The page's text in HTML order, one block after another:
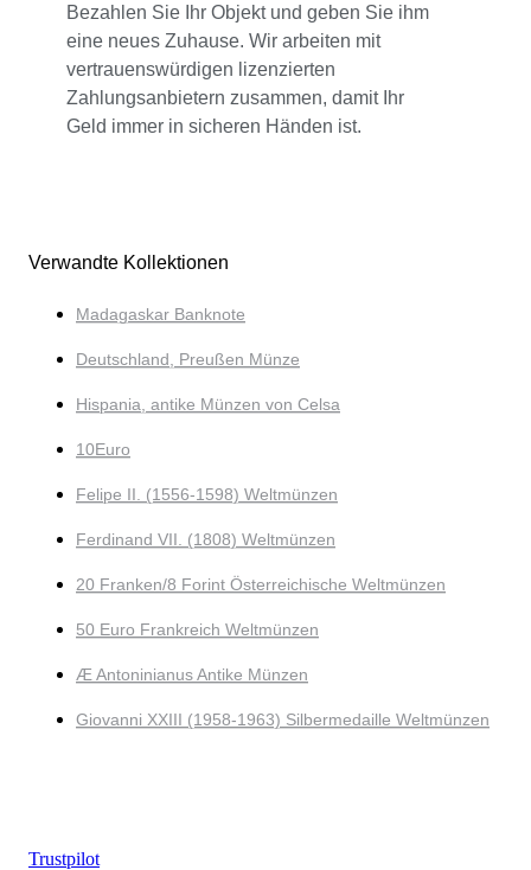
Bezahlen Sie Ihr Objekt und geben Sie ihm
eine neues Zuhause. Wir arbeiten mit
vertrauenswürdigen lizenzierten
Zahlungsanbietern zusammen, damit Ihr
Geld immer in sicheren Händen ist.
Verwandte Kollektionen
Madagaskar Banknote
Deutschland, Preußen Münze
Hispania, antike Münzen von Celsa
10Euro
Felipe II. (1556-1598) Weltmünzen
Ferdinand VII. (1808) Weltmünzen
20 Franken/8 Forint Österreichische Weltmünzen
50 Euro Frankreich Weltmünzen
Æ Antoninianus Antike Münzen
Giovanni XXIII (1958-1963) Silbermedaille Weltmünzen
Trustpilot